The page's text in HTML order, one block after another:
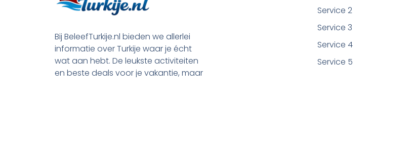
Bij BeleefTurkije.nl bieden we allerlei
informatie over Turkije waar je écht
wat aan hebt. De leukste activiteiten
en beste deals voor je vakantie, maar
Service 2
Service 3
Service 4
Service 5